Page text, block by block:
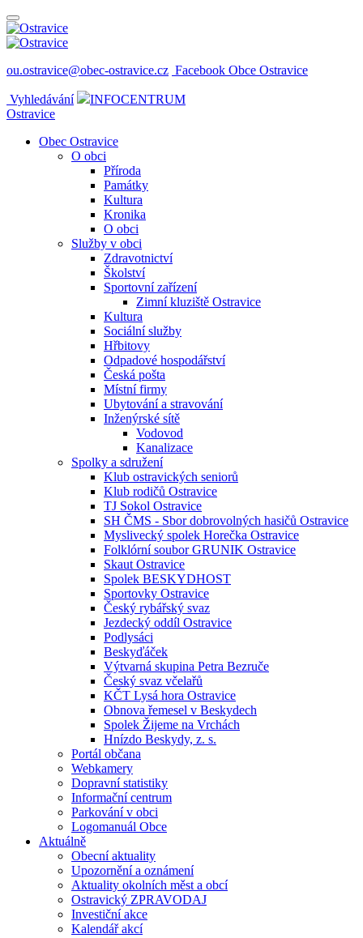
ou.ostravice@obec-ostravice.cz Facebook Obce Ostravice
Vyhledávání
INFOCENTRUM
Ostravice
Obec Ostravice
O obci
Příroda
Památky
Kultura
Kronika
O obci
Služby v obci
Zdravotnictví
Školství
Sportovní zařízení
Zimní kluziště Ostravice
Kultura
Sociální služby
Hřbitovy
Odpadové hospodářství
Česká pošta
Místní firmy
Ubytování a stravování
Inženýrské sítě
Vodovod
Kanalizace
Spolky a sdružení
Klub ostravických seniorů
Klub rodičů Ostravice
TJ Sokol Ostravice
SH ČMS - Sbor dobrovolných hasičů Ostravice
Myslivecký spolek Horečka Ostravice
Folklórní soubor GRUNIK Ostravice
Skaut Ostravice
Spolek BESKYDHOST
Sportovky Ostravice
Český rybářský svaz
Jezdecký oddíl Ostravice
Podlysáci
Beskyďáček
Výtvarná skupina Petra Bezruče
Český svaz včelařů
KČT Lysá hora Ostravice
Obnova řemesel v Beskydech
Spolek Žijeme na Vrchách
Hnízdo Beskydy, z. s.
Portál občana
Webkamery
Dopravní statistiky
Informační centrum
Parkování v obci
Logomanuál Obce
Aktuálně
Obecní aktuality
Upozornění a oznámení
Aktuality okolních měst a obcí
Ostravický ZPRAVODAJ
Investiční akce
Kalendář akcí